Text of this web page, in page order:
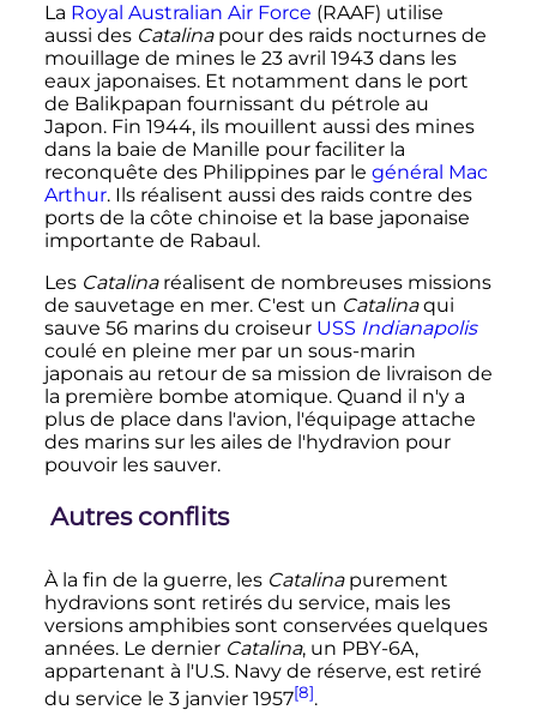
La Royal Australian Air Force (RAAF) utilise
aussi des Catalinapour des raids nocturnes de
mouillage de mines le 23 avril 1943dans les
eaux japonaises. Et notamment dans le port
de Balikpapan fournissant du pétrole au
Japon. Fin 1944, ils mouillent aussi des mines
dans la baie de Manille pour faciliter la
reconquête des Philippines par le général Mac
Arthur. Ils réalisent aussi des raids contre des
ports de la côte chinoise et la base japonaise
importante de Rabaul.
Les Catalinaréalisent de nombreuses missions
de sauvetage en mer. C'est un Catalinaqui
sauve 56 marinsdu croiseur USS Indianapolis
coulé en pleine mer par un sous-marin
japonais au retour de sa mission de livraison de
la première bombe atomique. Quand il n'y a
plus de place dans l'avion, l'équipage attache
des marins sur les ailes de l'hydravion pour
pouvoir les sauver.
Autres conflits
À la fin de la guerre, les Catalinapurement
hydravions sont retirés du service, mais les
versions amphibies sont conservées quelques
années. Le dernier Catalina, un PBY-6A,
appartenant à l'U.S. Navy de réserve, est retiré
du service le 3 janvier 1957[8].